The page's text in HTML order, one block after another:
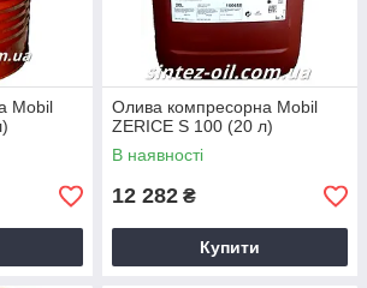
Mobil
Олива компресорна Mobil
ZERICE S 100 (20 л)
В наявності
12 282 ₴
Купити